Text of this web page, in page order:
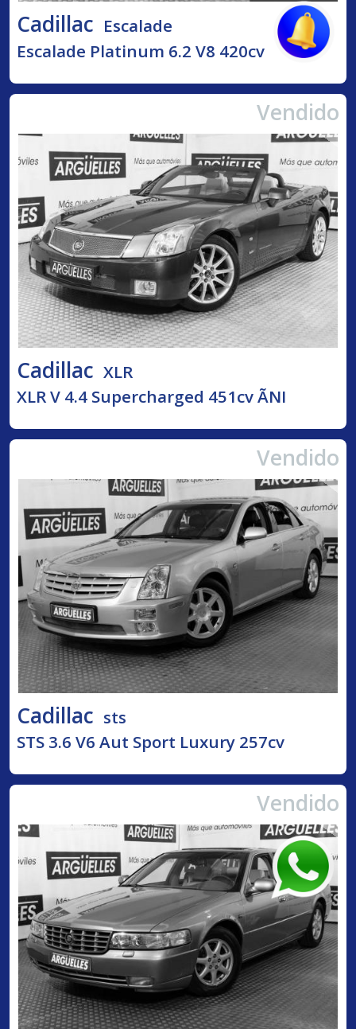
Cadillac Escalade
Escalade Platinum 6.2 V8 420cv
Vendido
Cadillac XLR
XLR V 4.4 Supercharged 451cv ÃNI
Vendido
Cadillac sts
STS 3.6 V6 Aut Sport Luxury 257cv
Vendido